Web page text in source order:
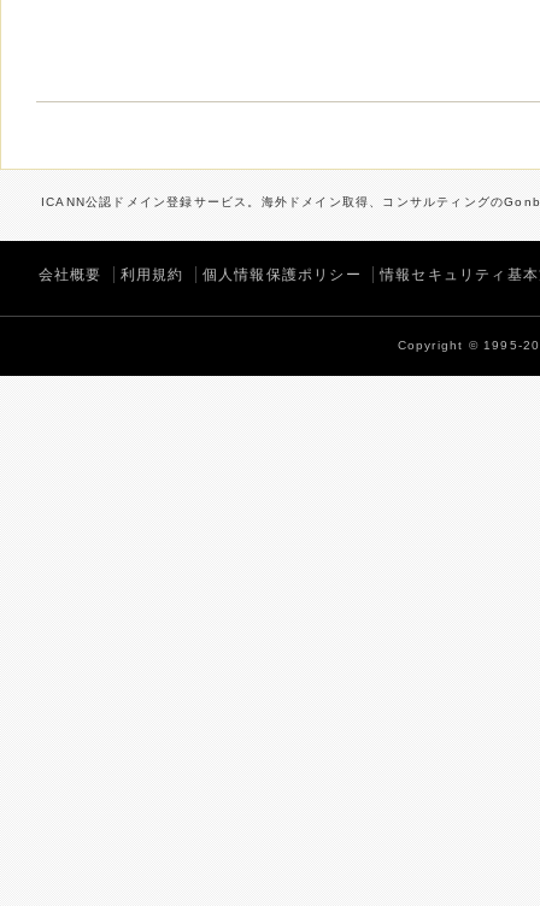
ICANN公認ドメイン登録サービス。海外ドメイン取得、コンサルティングの
会社概要 利用規約 個人情報保護ポリシー 情報セキュリティ基
Copyright © 1995-